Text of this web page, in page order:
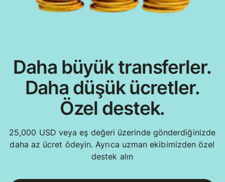
Daha büyük transferler.
Daha düşük ücretler.
Özel destek.
25,000 USD veya eş değeri üzerinde gönderdiğinizde
daha az ücret ödeyin. Ayrıca uzman ekibimizden özel
destek alın